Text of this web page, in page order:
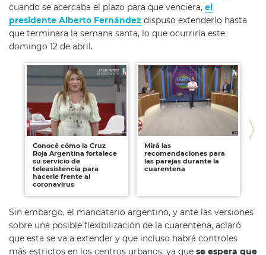
cuando se acercaba el plazo para que venciera, el
presidente Alberto Fernández dispuso extenderlo hasta
que terminara la semana santa, lo que ocurriría este
domingo 12 de abril.
Conocé cómo la Cruz
Roja Argentina fortalece
su servicio de
teleasistencia para
hacerle frente al
coronavirus
Mirá las
recomendaciones para
las parejas durante la
cuarentena
Sin embargo, el mandatario argentino, y ante las versiones
sobre una posible flexibilización de la cuarentena, aclaró
que esta se va a extender y que incluso habrá controles
más estrictos en los centros urbanos, ya que se espera que